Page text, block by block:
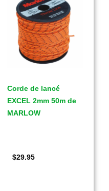
Corde de lancé
EXCEL 2mm 50m de
MARLOW
$29.95